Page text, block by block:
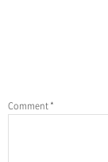
Comment*